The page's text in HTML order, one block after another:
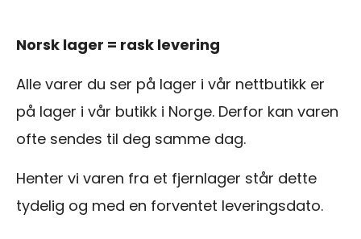
Norsk lager = rask levering
Alle varer du ser på lager i vår nettbutikk er
på lager i vår butikk i Norge. Derfor kan varen
ofte sendes til deg samme dag.
Henter vi varen fra et fjernlager står dette
tydelig og med en forventet leveringsdato.